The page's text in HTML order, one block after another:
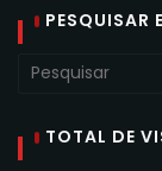
PESQUISAR
TOTAL DE